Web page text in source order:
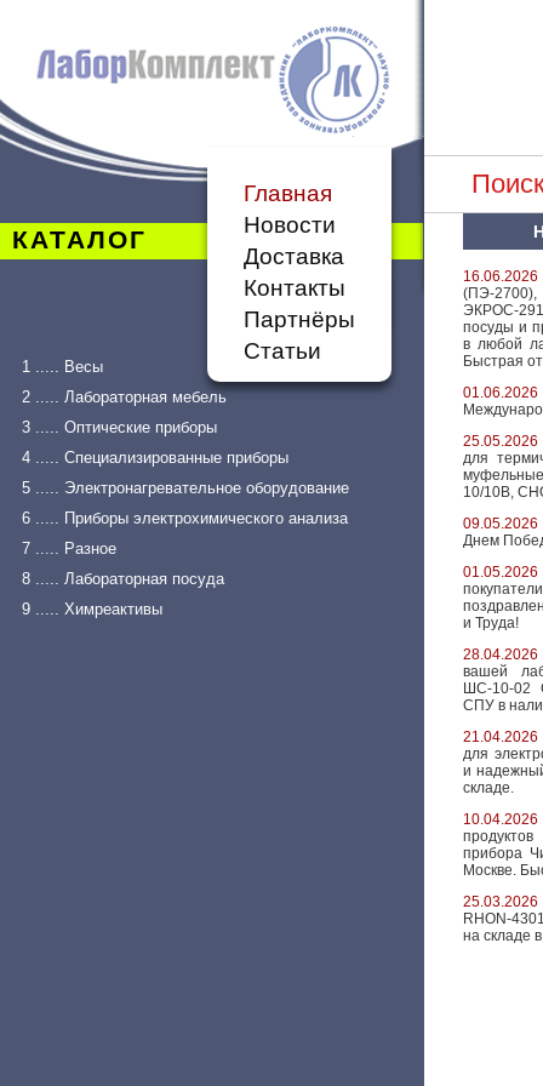
КАТАЛОГ
Главная
Новости
Доставка
Контакты
Партнёры
Статьи
1 ..... Весы
2 ..... Лабораторная мебель
3 ..... Оптические приборы
4 ..... Специализированные приборы
5 ..... Электронагревательное оборудование
6 ..... Приборы электрохимического анализа
7 ..... Разное
8 ..... Лабораторная посуда
9 ..... Химреактивы
16.06.2026
(ПЭ-
ЭКРОС-
посуды и
в любой
Быстрая
01.06.2026
25.05.2026
для
10/10В,
09.05.2026
Днем
01.05.2026
и Труда!
28.04.2026
вашей
ШС-10-02
СПУ в
21.04.2026
для
и
складе.
10.04.2026
прибора
Москве.
25.03.2026
RHON-
на складе